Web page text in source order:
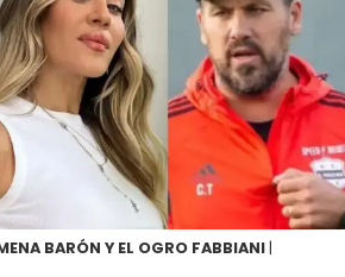
BARÓN Y EL OGRO FABBIANI |